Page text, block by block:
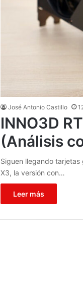
José Antonio Castillo
INNO3D
(Análisis
Siguen llegando
X3, la versión con…
Leer más